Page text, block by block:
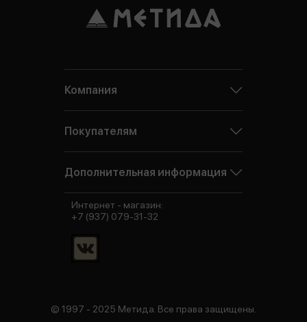
Компания
Покупателям
Дополнительная информация
© 1997 - 2025 Метида. Все права защищены.
Интернет - магазин:
+7 (937) 079-31-32